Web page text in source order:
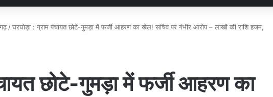
/घरघोड़ा : ग्राम पंचायत छोटे-गुमड़ा में फर्जी आहरण का खेल! सचिव पर गंभीर आरोप – लाखों की राशि हजम,
छोटे-गुमड़ा में फर्जी आहरण का